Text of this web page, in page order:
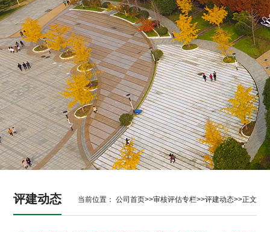
评建动态 当前位置： 公司首页>>审核评估专栏>>评建动态>>正文